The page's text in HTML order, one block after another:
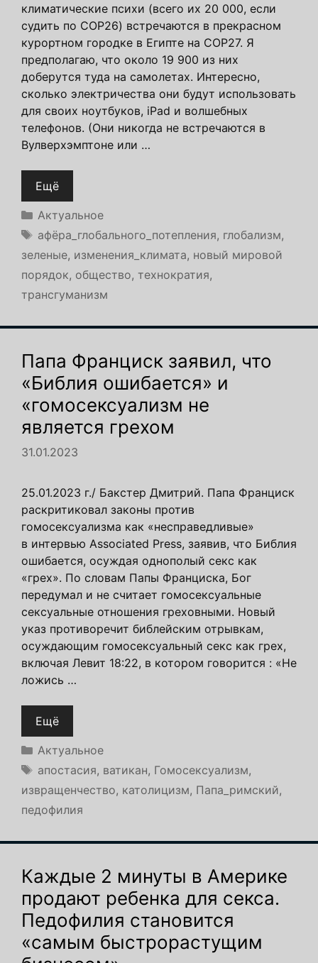
климатические психи (всего их 20 000, если
судить по COP26) встречаются в прекрасном
курортном городке в Египте на COP27. Я
предполагаю, что около 19 900 из них
доберутся туда на самолетах. Интересно,
сколько электричества они будут использовать
для своих ноутбуков, iPad и волшебных
телефонов. (Они никогда не встречаются в
Вулверхэмптоне или …
Ещё
Рубрики
Актуальное
Метки
афёра_глобального_потепления, глобализм,
зеленые, изменения_климата, новый мировой
порядок, общество, технократия,
трансгуманизм
Папа Франциск заявил, что
«Библия ошибается» и
«гомосексуализм не
является грехом
31.01.2023
25.01.2023 г./ Бакстер Дмитрий. Папа Франциск
раскритиковал законы против
гомосексуализма как «несправедливые»
в интервью Associated Press, заявив, что Библия
ошибается, осуждая однополый секс как
«грех». По словам Папы Франциска, Бог
передумал и не считает гомосексуальные
сексуальные отношения греховными. Новый
указ противоречит библейским отрывкам,
осуждающим гомосексуальный секс как грех,
включая Левит 18:22, в котором говорится : «Не
ложись …
Ещё
Рубрики
Актуальное
Метки
апостасия, ватикан, Гомосексуализм,
извращенчество, католицизм, Папа_римский,
педофилия
Каждые 2 минуты в Америке
продают ребенка для секса.
Педофилия становится
«самым быстрорастущим